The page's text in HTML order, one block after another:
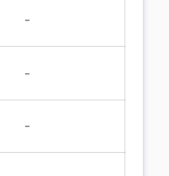
-
-
-